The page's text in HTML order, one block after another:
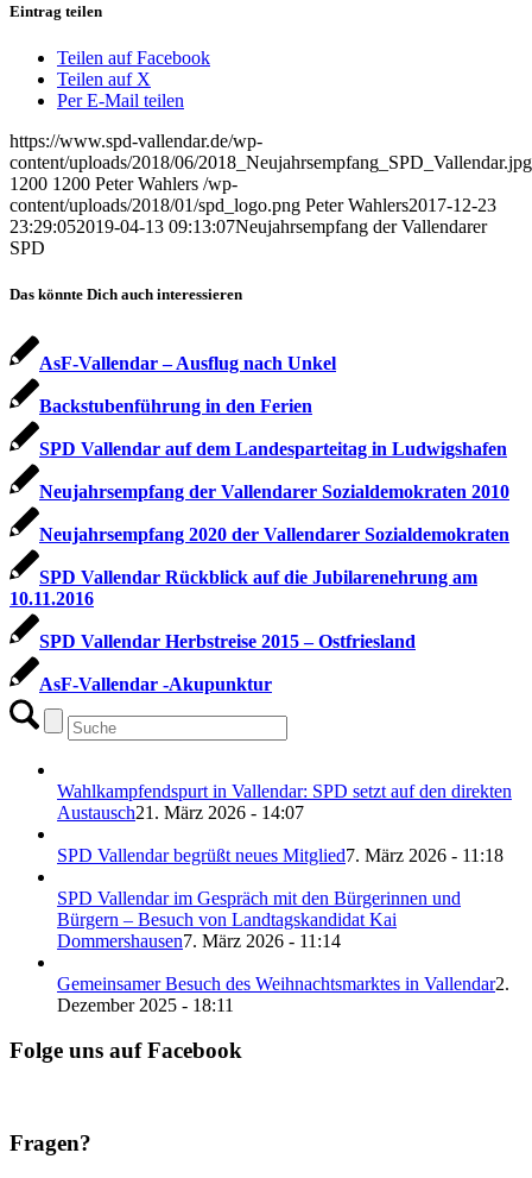
Eintrag teilen
Teilen auf Facebook
Teilen auf X
Per E-Mail teilen
https://www.spd-vallendar.de/wp-
content/uploads/2018/06/2018_Neujahrsempfang_SPD_Vallendar.jpg
1200 1200 Peter Wahlers /wp-
content/uploads/2018/01/spd_logo.png Peter Wahlers2017-12-23
23:29:052019-04-13 09:13:07Neujahrsempfang der Vallendarer
SPD
Das könnte Dich auch interessieren
AsF-Vallendar – Ausflug nach Unkel
Backstubenführung in den Ferien
SPD Vallendar auf dem Landesparteitag in Ludwigshafen
Neujahrsempfang der Vallendarer Sozialdemokraten 2010
Neujahrsempfang 2020 der Vallendarer Sozialdemokraten
SPD Vallendar Rückblick auf die Jubilarenehrung am
10.11.2016
SPD Vallendar Herbstreise 2015 – Ostfriesland
AsF-Vallendar -Akupunktur
Wahlkampfendspurt in Vallendar: SPD setzt auf den direkten
Austausch21. März 2026 - 14:07
SPD Vallendar begrüßt neues Mitglied7. März 2026 - 11:18
SPD Vallendar im Gespräch mit den Bürgerinnen und
Bürgern – Besuch von Landtagskandidat Kai
Dommershausen7. März 2026 - 11:14
Gemeinsamer Besuch des Weihnachtsmarktes in Vallendar2.
Dezember 2025 - 18:11
Folge uns auf Facebook
Fragen?